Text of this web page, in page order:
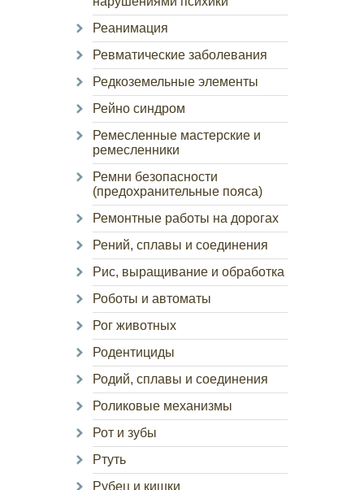
Реанимация
Ревматические заболевания
Редкоземельные элементы
Рейно синдром
Ремесленные мастерские и
ремесленники
Ремни безопасности
(предохранительные пояса)
Ремонтные работы на дорогах
Рений, сплавы и соединения
Рис, выращивание и обработка
Роботы и автоматы
Рог животных
Родентициды
Родий, сплавы и соединения
Роликовые механизмы
Рот и зубы
Ртуть
Рубец и кишки